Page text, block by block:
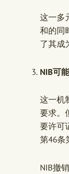
这一多
和的同
了其成
NIB可
这一机
要求。
要许可
第46条
NIB撤